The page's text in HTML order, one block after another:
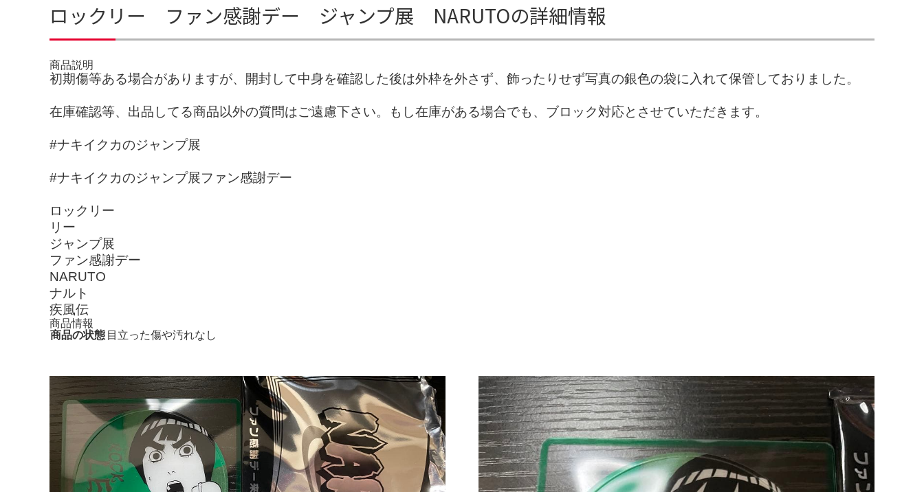
ロックリー ファン感謝デー ジャンプ展 NARUTOの詳細情報
商品説明
初期傷等ある場合がありますが、開封して中身を確認した後は外枠を外さず、飾ったりせず写真の銀色の袋に入れて保管しておりました。
在庫確認等、出品してる商品以外の質問はご遠慮下さい。もし在庫がある場合でも、ブロック対応とさせていただきます。
#ナキイクカのジャンプ展
#ナキイクカのジャンプ展ファン感謝デー
ロックリー
リー
ジャンプ展
ファン感謝デー
NARUTO
ナルト
疾風伝
商品情報
商品の状態 目立った傷や汚れなし